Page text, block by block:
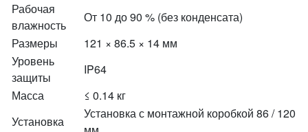
Рабочая
влажность
От 10 до 90 % (без конденсата)
Размеры
121 × 86.5 × 14 мм
Уровень
защиты
IP64
Масса
≤ 0.14 кг
Установка
Установка с монтажной коробкой 86 / 120